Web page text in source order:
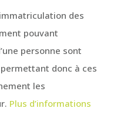
des
pouvant
personne sont
donc à ces
les
Plus d’informations